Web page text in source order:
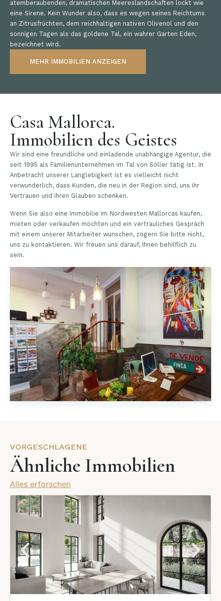
atemberaubenden, dramatischen Meereslandschaften lockt wie
eine Sirene. Kein Wunder also, dass es wegen seines Reichtums
an Zitrusfrüchten, dem reichhaltigen nativen Olivenöl und den
sonnigen Tagen als das goldene Tal, ein wahrer Garten Eden,
bezeichnet wird.
MEHR IMMOBILIEN ANZEIGEN
Casa Mallorca.
Immobilien des Geistes
Wir sind eine freundliche und einladende unabhängige Agentur, die
seit 1995 als Familienunternehmen im Tal von Sóller tätig ist. In
Anbetracht unserer Langlebigkeit ist es vielleicht nicht
verwunderlich, dass Kunden, die neu in der Region sind, uns ihr
Vertrauen und ihren Glauben schenken.
Wenn Sie also eine Immobilie im Nordwesten Mallorcas kaufen,
mieten oder verkaufen möchten und ein vertrauliches Gespräch
mit einem unserer Mitarbeiter wünschen, zögern Sie bitte nicht,
uns zu kontaktieren. Wir freuen uns darauf, Ihnen behilflich zu
sein.
VORGESCHLAGENE
Ähnliche Immobilien
Alles erforschen